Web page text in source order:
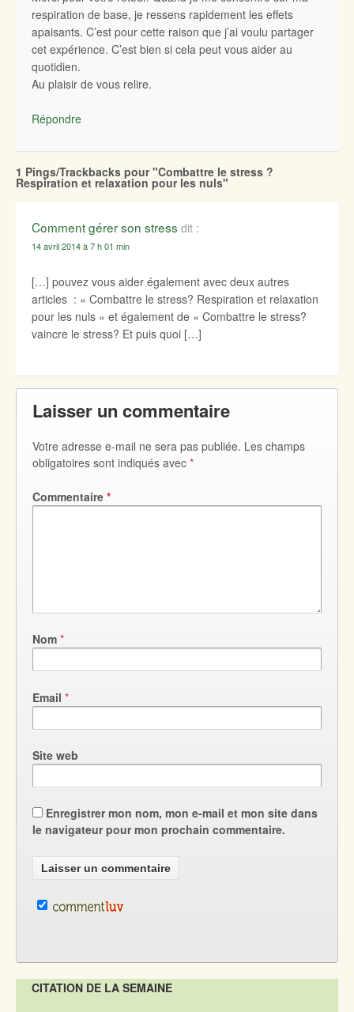
respiration de base, je ressens rapidement les effets
apaisants. C’est pour cette raison que j’ai voulu partager
cet expérience. C’est bien si cela peut vous aider au
quotidien.
Au plaisir de vous relire.
Répondre
1 Pings/Trackbacks pour "Combattre le stress ?
Respiration et relaxation pour les nuls"
Comment gérer son stress dit :
14 avril 2014 à 7 h 01 min
[…] pouvez vous aider également avec deux autres
articles : « Combattre le stress? Respiration et relaxation
pour les nuls » et également de « Combattre le stress?
vaincre le stress? Et puis quoi […]
Laisser un commentaire
Votre adresse e-mail ne sera pas publiée. Les champs
obligatoires sont indiqués avec *
Commentaire *
Nom *
Email *
Site web
Enregistrer mon nom, mon e-mail et mon site dans
le navigateur pour mon prochain commentaire.
CITATION DE LA SEMAINE